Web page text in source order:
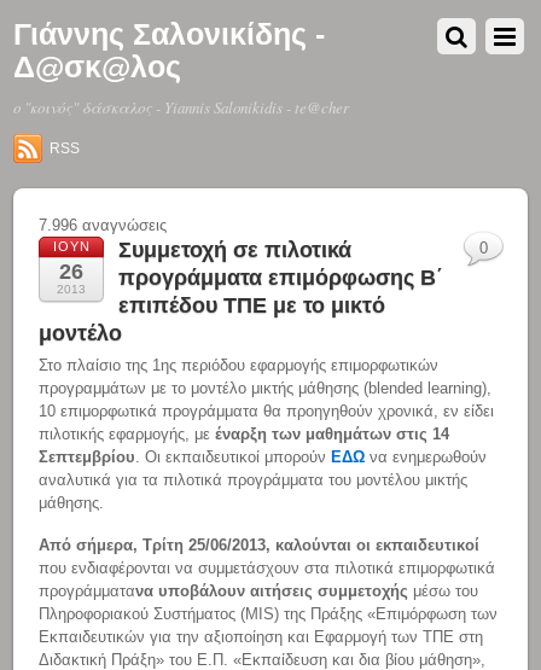
Γιάννης Σαλονικίδης -
Δ@σκ@λος
o "κοινός" δάσκαλος - Yiannis Salonikidis - te@cher
RSS
7.996 αναγνώσεις
ΙΟΎΝ
26
2013
Συμμετοχή σε πιλοτικά
προγράμματα επιμόρφωσης Β΄
επιπέδου ΤΠΕ με το μικτό
μοντέλο
Στο πλαίσιο της 1ης περιόδου εφαρμογής επιμορφωτικών
προγραμμάτων με το μοντέλο μικτής μάθησης (blended learning),
10 επιμορφωτικά προγράμματα θα προηγηθούν χρονικά, εν είδει
πιλοτικής εφαρμογής, μεέναρξη των μαθημάτων στις 14
Σεπτεμβρίου. Οι εκπαιδευτικοί μπορούν ΕΔΩ να ενημερωθούν
αναλυτικά για τα πιλοτικά προγράμματα του μοντέλου μικτής
μάθησης.
Από σήμερα, Τρίτη 25/06/2013, καλούνται οι εκπαιδευτικοί
που ενδιαφέρονται να συμμετάσχουν στα πιλοτικά επιμορφωτικά
προγράμματανα υποβάλουν αιτήσεις συμμετοχής μέσω του
Πληροφοριακού Συστήματος (MIS) της Πράξης «Επιμόρφωση των
Εκπαιδευτικών για την αξιοποίηση και Εφαρμογή των ΤΠΕ στη
Διδακτική Πράξη» του Ε.Π. «Εκπαίδευση και δια βίου μάθηση»,
0